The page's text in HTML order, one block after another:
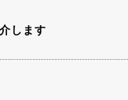
します